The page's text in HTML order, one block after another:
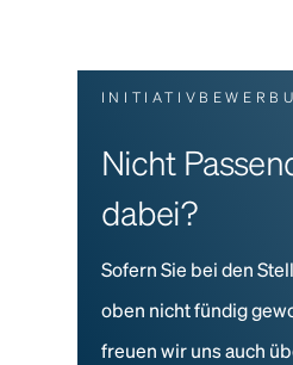
Nicht
dabei?
Sofern Sie bei den
oben nicht fündig
freuen wir uns auch